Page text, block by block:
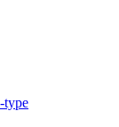
type